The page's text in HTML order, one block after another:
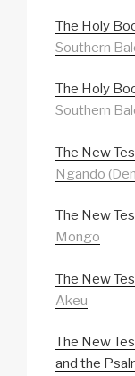
The Holy
Southern
The Holy
Southern
The New
Ngando
The New
Mongo
The New
Akeu
The New
and the